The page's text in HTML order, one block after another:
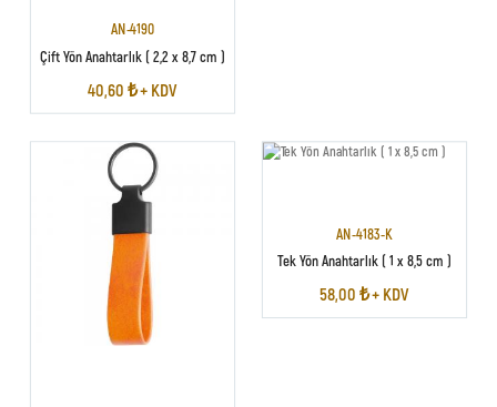
AN-4190
Çift Yön Anahtarlık ( 2,2 x 8,7 cm )
40,60 ₺ + KDV
AN-4183-K
Tek Yön Anahtarlık ( 1 x 8,5 cm )
58,00 ₺ + KDV